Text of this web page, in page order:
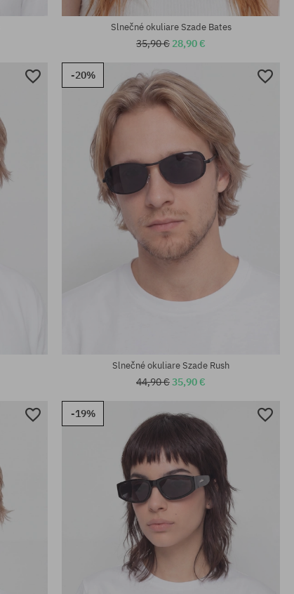
univerzálna veľkosť
Slnečné okuliare Szade Bates
35,90 € 28,90 €
-20%
Slnečné okuliare Szade Rush
44,90 €35,90 €
-19%